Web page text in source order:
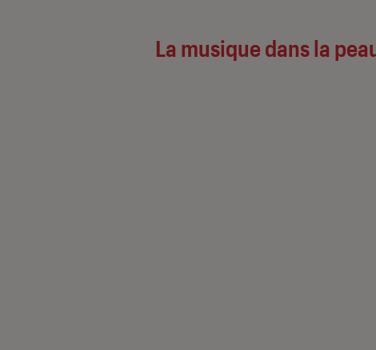
La musique dans la